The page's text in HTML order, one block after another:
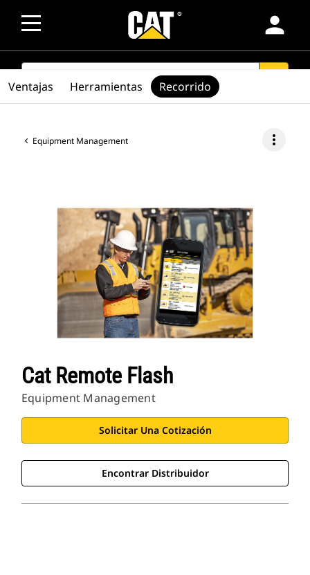
person
SEARCH
Equipment Management more_vert
Cat Remote Flash
Equipment Management
Solicitar Una Cotización
Encontrar Distribuidor
Ventajas Herramientas Recorrido